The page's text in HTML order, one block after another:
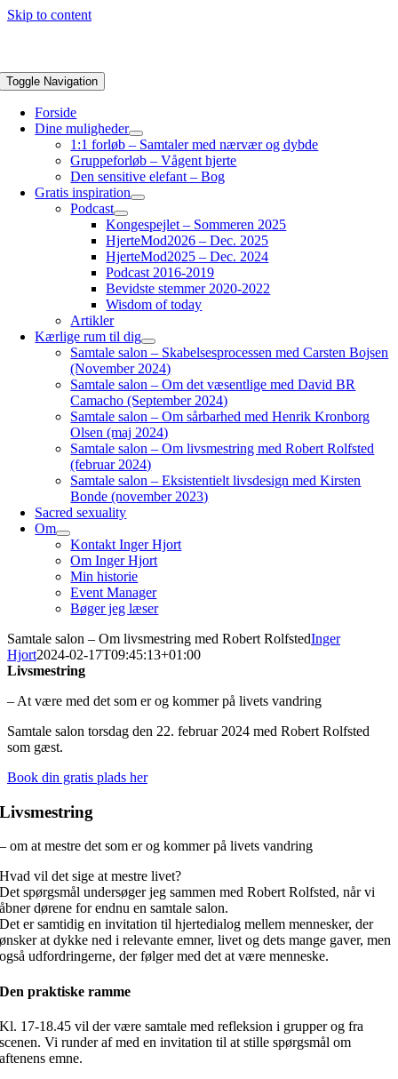
Skip to content
Toggle Navigation
Forside
Dine muligheder
1:1 forløb – Samtaler med nærvær og dybde
Gruppeforløb – Vågent hjerte
Den sensitive elefant – Bog
Gratis inspiration
Podcast
Kongespejlet – Sommeren 2025
HjerteMod2026 – Dec. 2025
HjerteMod2025 – Dec. 2024
Podcast 2016-2019
Bevidste stemmer 2020-2022
Wisdom of today
Artikler
Kærlige rum til dig
Samtale salon – Skabelsesprocessen med Carsten Bojsen
(November 2024)
Samtale salon – Om det væsentlige med David BR
Camacho (September 2024)
Samtale salon – Om sårbarhed med Henrik Kronborg
Olsen (maj 2024)
Samtale salon – Om livsmestring med Robert Rolfsted
(februar 2024)
Samtale salon – Eksistentielt livsdesign med Kirsten
Bonde (november 2023)
Sacred sexuality
Om
Kontakt Inger Hjort
Om Inger Hjort
Min historie
Event Manager
Bøger jeg læser
Samtale salon – Om livsmestring med Robert RolfstedInger
Hjort2024-02-17T09:45:13+01:00
Livsmestring
– At være med det som er og kommer på livets vandring
Samtale salon torsdag den 22. februar 2024 med Robert Rolfsted
som gæst.
Book din gratis plads her
Livsmestring
– om at mestre det som er og kommer på livets vandring
Hvad vil det sige at mestre livet?
Det spørgsmål undersøger jeg sammen med Robert Rolfsted, når vi
åbner dørene for endnu en samtale salon.
Det er samtidig en invitation til hjertedialog mellem mennesker, der
ønsker at dykke ned i relevante emner, livet og dets mange gaver, men
også udfordringerne, der følger med det at være menneske.
Den praktiske ramme
Kl. 17-18.45 vil der være samtale med refleksion i grupper og fra
scenen. Vi runder af med en invitation til at stille spørgsmål om
aftenens emne.